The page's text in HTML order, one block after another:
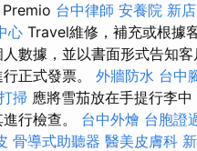
Premio 台中律師 安養院 新店
心 Travel維修，補充或根據
數據，並以書面形式告知
正式發票。 外牆防水 台中
掃 應將雪茄放在手提行李中
行檢查。 台中外燴 台胞證
骨導式助聽器 醫美皮膚科